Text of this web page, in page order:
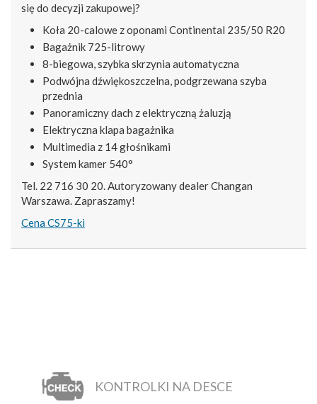
się do decyzji zakupowej?
Koła 20-calowe z oponami Continental 235/50 R20
Bagażnik 725-litrowy
8-biegowa, szybka skrzynia automatyczna
Podwójna dźwiękoszczelna, podgrzewana szyba
przednia
Panoramiczny dach z elektryczną żaluzją
Elektryczna klapa bagażnika
Multimedia z 14 głośnikami
System kamer 540°
Tel. 22 716 30 20. Autoryzowany dealer Changan
Warszawa. Zapraszamy!
Cena CS75-ki
KONTROLKI NA DESCE